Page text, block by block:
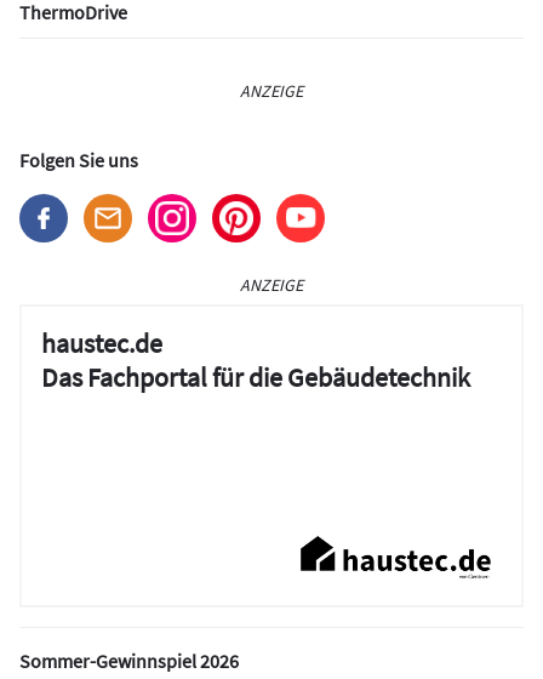
ThermoDrive
ANZEIGE
Folgen Sie uns
ANZEIGE
haustec.de
Das Fachportal für die Gebäudetechnik
Sommer-Gewinnspiel 2026